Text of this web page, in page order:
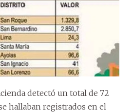
detectó un total de 72
hallaban registrados en el